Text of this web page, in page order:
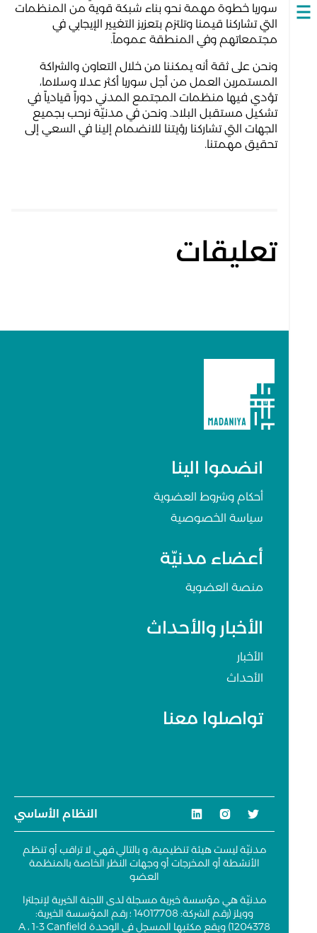
Open
navigation
سوريا خطوة مهمة نحو بناء شبكة قوية من المنظمات
التي تشاركنا قيمنا وتلتزم بتعزيز التغيير الإيجابي في
مجتمعاتهم وفي المنطقة عموماً.
ونحن على ثقة أنه يمكننا من خلال التعاون والشراكة
المستمرين العمل من أجل سوريا أكثر عدلا وسلاما،
تؤدي فيها منظمات المجتمع المدني دوراً قيادياً في
تشكيل مستقبل البلاد. ونحن في مدنيّة نرحب بجميع
الجهات التي تشاركنا رؤيتنا للانضمام إلينا في السعي إلى
تحقيق مهمتنا.
تعليقات
انضموا الينا
أحكام وشروط العضوية
سياسة الخصوصية
أعضاء مدنيّة
منصة العضوية
الأخبار والأحداث
الأخبار
الأحداث
تواصلوا معنا
النظام الأساسي
مدنيّة ليست هيئة تنظيمية، و بالتالي فهي لا تراقب أو تنظم
الأنشطة أو المخرجات أو وجهات النظر الخاصة بالمنظمة
العضو
مدنيّة هي مؤسسة خيرية مسجلة لدى اللجنة الخيرية لإنجلترا
وويلز (رقم الشركة: 14017708 ؛ رقم المؤسسة الخيرية:
1204378) ويقع مكتبها المسجل في الوحدة A ، 1-3 Canfield